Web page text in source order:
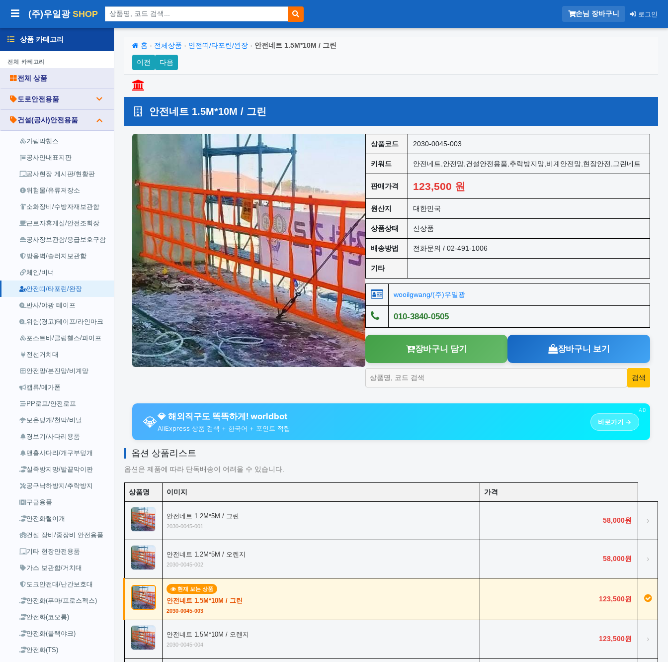
(주)우일광 SHOP 상품 검색 손님 장바구니 로그인
상품 카테고리
전체 카테고리
전체 상품
도로안전용품
건설(공사)안전용품
가림막휀스
공사안내표지판
공사현장 게시판/현황판
위험물/유류저장소
소화장비/수방자재보관함
근로자휴게실/안전조회장
공사장보관함/응급보호구함
방음벽/슬러지보관함
체인/비너
안전띠/타포린/완장
반사/야광 테이프
위험(경고)테이프/라인마크
포스트바/클립휀스/파이프
전선거치대
안전망/분진망/비계망
캡류/메가폰
PP로프/안전로프
보온덮개/천막/비닐
경보기/사다리용품
맨홀사다리/개구부덮개
실족방지망/발끝막이판
공구낙하방지/추락방지
구급용품
안전화털이개
건설 장비/중장비 안전용품
기타 현장안전용품
가스 보관함/거치대
도크안전대/난간보호대
안전화(푸마/프로스펙스)
안전화(코오롱)
안전화(블랙야크)
안전화(TS)
홈 › 전체상품 › 안전띠/타포린/완장 › 안전네트 1.5M*10M / 그린
이전 다음
안전네트 1.5M*10M / 그린
상품코드 2030-0045-003
키워드 안전네트,안전망,건설안전용품,추락방지망,비계안전망,현장안전,그린네트
판매가격 123,500 원
원산지 대한민국
상품상태 신상품
배송방법 전화문의 / 02-491-1006
기타
wooilgwang/(주)우일광
010-3840-0505
장바구니 담기 장바구니 보기
AD
💎💎 해외직구도 똑똑하게! worldbot
AliExpress 상품 검색 + 한국어 + 포인트 적립
바로가기 →
옵션 상품리스트
옵션은 제품에 따라 단독배송이 어려울 수 있습니다.
상품명 이미지 가격
안전네트 1.2M*5M / 그린
2030-0045-001
58,000원 ›
안전네트 1.2M*5M / 오렌지
2030-0045-002
58,000원 ›
현재 보는 상품
안전네트 1.5M*10M / 그린
2030-0045-003
123,500원
안전네트 1.5M*10M / 오렌지
2030-0045-004
123,500원 ›